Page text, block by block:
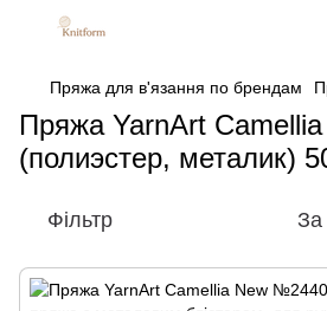
Пряжа для в'язання по брендам
Пряжа YarnArt
(полиэстер, металик)
Фільтр За